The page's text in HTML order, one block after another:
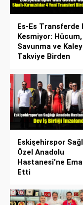
Es-Es Transferde
Kesmiyor: Hücum,
Savunma ve
Takviye Birden
Eskişehirspor
Özel Anadolu
Hastanesi’ne
Etti